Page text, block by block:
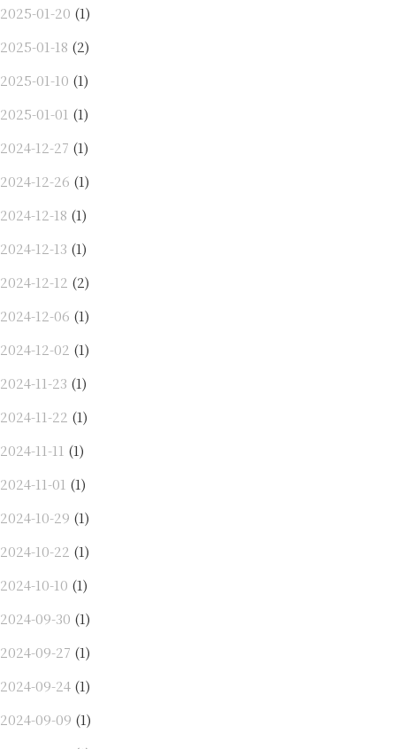
2025-01-20 (1)
2025-01-18 (2)
2025-01-10 (1)
2025-01-01 (1)
2024-12-27 (1)
2024-12-26 (1)
2024-12-18 (1)
2024-12-13 (1)
2024-12-12 (2)
2024-12-06 (1)
2024-12-02 (1)
2024-11-23 (1)
2024-11-22 (1)
2024-11-11 (1)
2024-11-01 (1)
2024-10-29 (1)
2024-10-22 (1)
2024-10-10 (1)
2024-09-30 (1)
2024-09-27 (1)
2024-09-24 (1)
2024-09-09 (1)